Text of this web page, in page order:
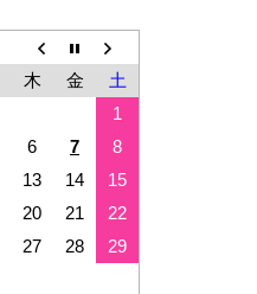
木 金
土
1
6 7
8
13 14
15
20 21
22
27 28
29